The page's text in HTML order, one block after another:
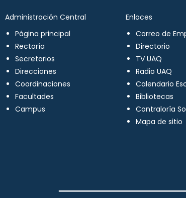
Administración Central
Página principal
Rectoría
Secretarios
Direcciones
Coordinaciones
Facultades
Campus
Enlaces
Correo de
Directorio
TV UAQ
Radio UAQ
Calendario
Bibliotecas
Contraloría
Mapa de sitio